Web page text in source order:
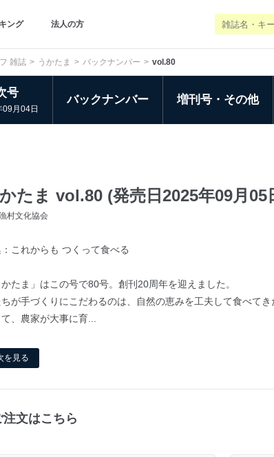
ング 法人の方
雑誌 うかたま バックナンバー vol.80
号
09月04日
バックナンバー 増刊号・その他
たま vol.80 (発売日2025年09月05
村文化協会
これからも つくって食べる
かたま」はこの号で80号。創刊20周年を迎えました。
が手づくりにこだわるのは、自然の恵みを工夫して食べてき
、農家が大事に育...
を見る
注文はこちら